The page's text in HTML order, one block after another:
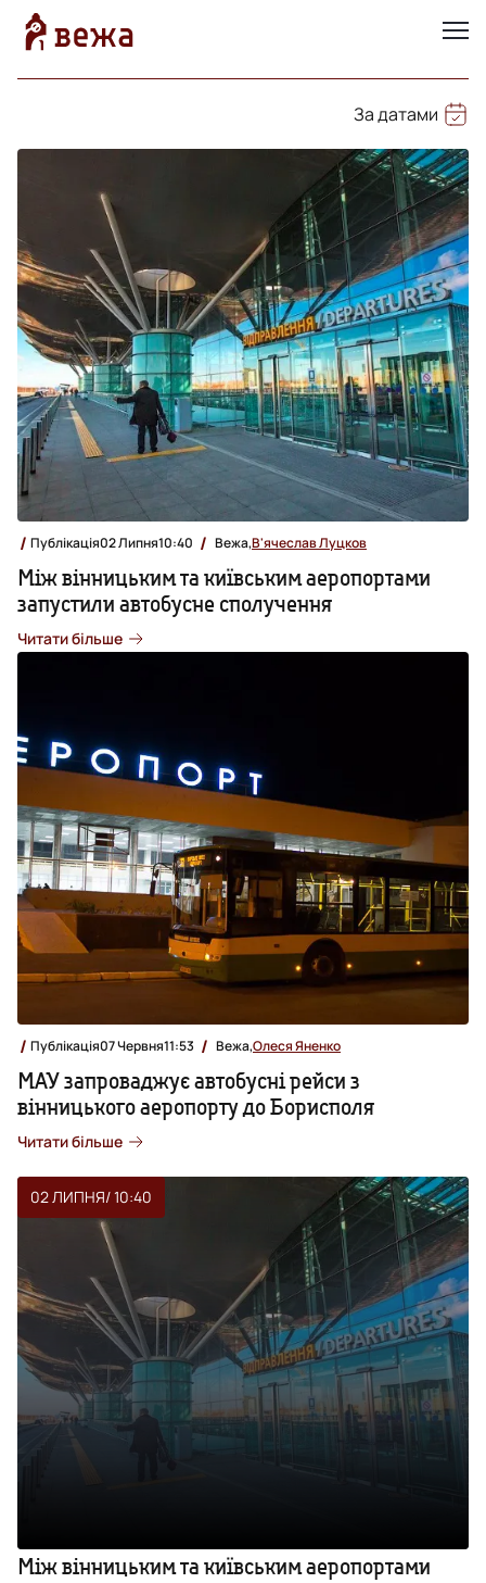
За датами
Публікація02 Липня10:40 Вежа,В'ячеслав Луцков
Між вінницьким та київським аеропортами
запустили автобусне сполучення
Читати більше
Публікація07 Червня11:53 Вежа,Олеся Яненко
МАУ запроваджує автобусні рейси з
вінницького аеропорту до Борисполя
Читати більше
02 ЛИПНЯ/ 10:40
Між вінницьким та київським аеропортами